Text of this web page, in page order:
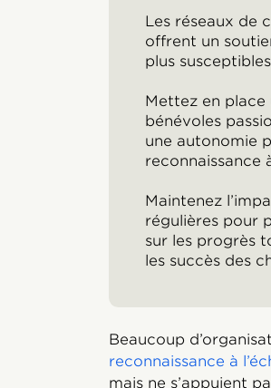
Les réseaux de
offrent un
plus
Mettez en
bénévoles
une autonomie
reconnaissance
Maintenez
régulières pour
sur les progrès
les succès des
Beaucoup
reconnaissance à
mais ne s’appuient